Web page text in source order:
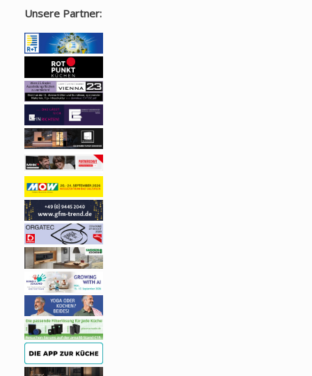
Unsere Partner: